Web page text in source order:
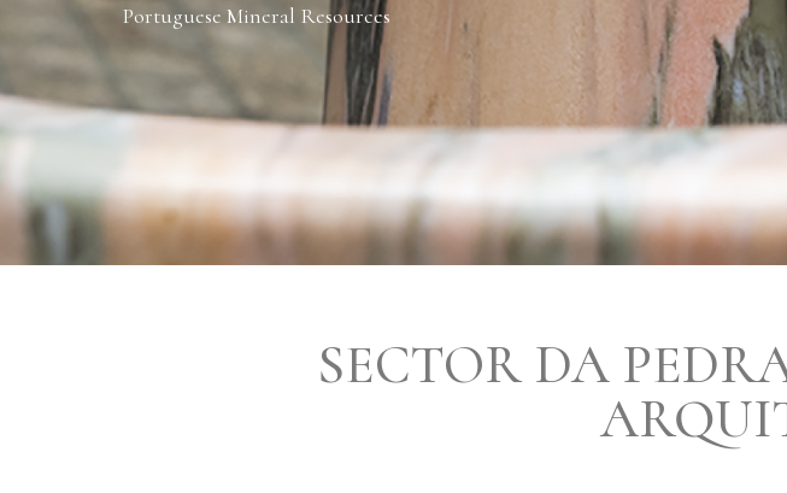
Portuguese Mineral Resources
SECTOR DA